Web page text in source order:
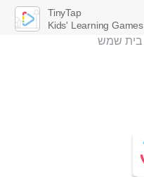
TinyTap
Kids' Learning Games